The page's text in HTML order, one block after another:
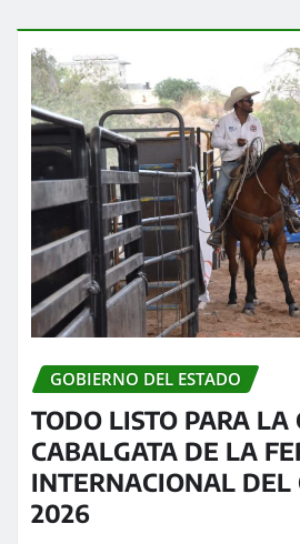
GOBIERNO DEL ESTADO
TODO LISTO PARA LA
CABALGATA DE LA
INTERNACIONAL DEL
2026